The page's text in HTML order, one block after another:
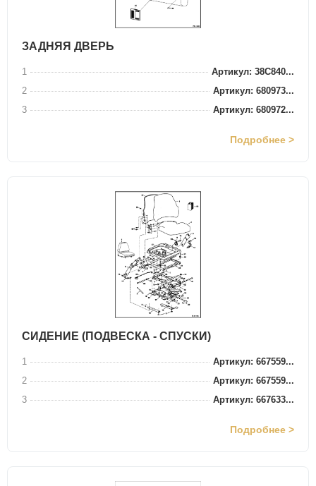
ЗАДНЯЯ ДВЕРЬ
1
Артикул: 38C840...
2
Артикул: 680973...
3
Артикул: 680972...
Подробнее >
СИДЕНИЕ (ПОДВЕСКА - СПУСКИ)
1
Артикул: 667559...
2
Артикул: 667559...
3
Артикул: 667633...
Подробнее >